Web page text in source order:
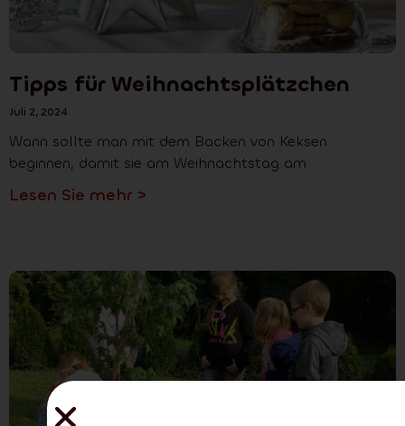
Tipps für Weihnachtsplätzchen
Juli 2, 2024
Wann sollte man mit dem Backen von Keksen
beginnen, damit sie am Weihnachtstag am
Lesen Sie mehr >